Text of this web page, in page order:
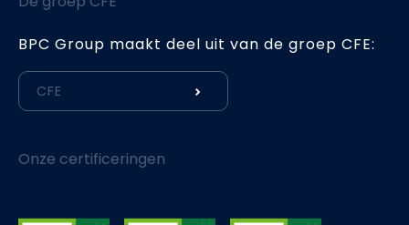
BPC Group maakt deel uit van de groep CFE:
CFE
Onze certificeringen